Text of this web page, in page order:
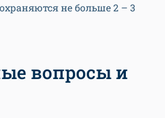
не больше 2 – 3
вопросы и